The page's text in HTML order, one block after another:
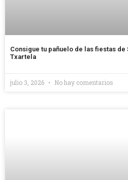
Consigue tu pañuelo de las fiestas de
Txartela
julio 3, 2026 No hay comentarios